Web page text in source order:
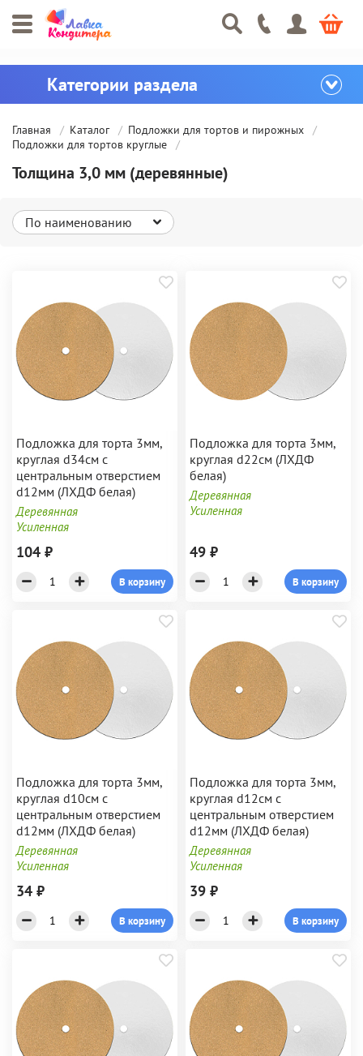
Главная Каталог
Подложки для тортов и пирожных
Подложки для тортов круглые
Толщина 3,0 мм (деревянные)
По наименованию
Подложка для торта 3мм,
круглая d34см с
центральным отверстием
d12мм (ЛХДФ белая)
Деревянная
Усиленная
104 ₽
В корзину
Подложка для торта 3мм,
круглая d22см (ЛХДФ
белая)
Деревянная
Усиленная
49 ₽
В корзину
Подложка для торта 3мм,
круглая d10см с
центральным отверстием
d12мм (ЛХДФ белая)
Деревянная
Усиленная
34 ₽
В корзину
Подложка для торта 3мм,
круглая d12см с
центральным отверстием
d12мм (ЛХДФ белая)
Деревянная
Усиленная
39 ₽
В корзину